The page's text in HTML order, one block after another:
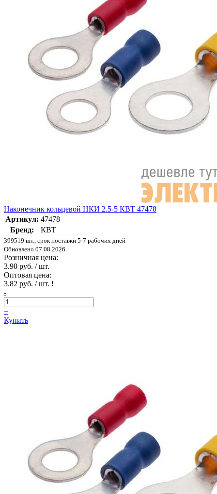
Наконечник кольцевой НКИ 2.5-5 КВТ 47478
Артикул: 47478
Бренд:
КВТ
399519 шт., срок поставки 5-7 рабочих дней
Обновлено 07.08.2026
Розничная цена:
3.90 руб. / шт.
Оптовая цена:
3.82 руб. / шт. !
-
+
Купить